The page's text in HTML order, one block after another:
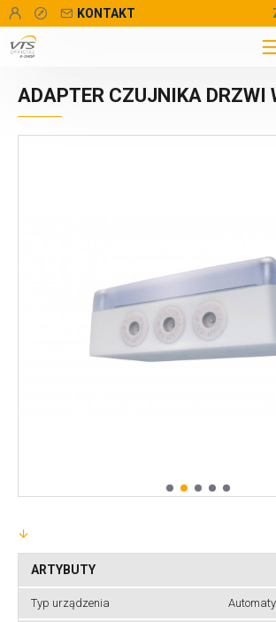
KONTAKT
ADAPTER CZUJNIKA DRZWI
ARTYBUTY
Typ urządzenia